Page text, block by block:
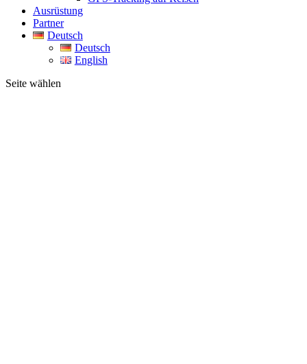
Ausrüstung
Partner
Deutsch
Deutsch
English
Seite wählen